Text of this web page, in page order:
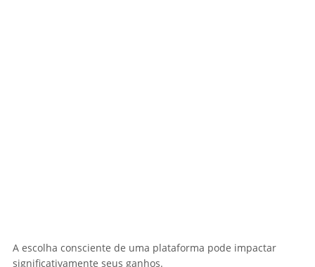
A escolha consciente de uma plataforma pode impactar
significativamente seus ganhos.